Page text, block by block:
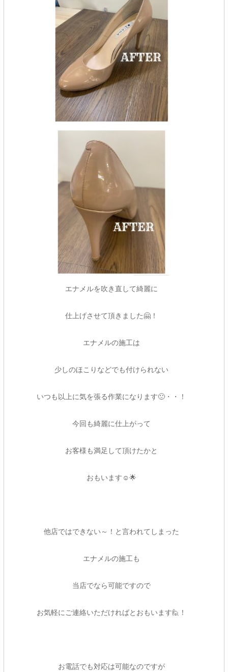
エナメルを吹き直して綺麗に
仕上げさせて頂きました🤗！
エナメルの施工は
少しのほこりなどでも付けられない
いつも以上に気を張る作業になります🙁・・！
今回も綺麗に仕上がって
お客様も満足して頂けたかと
おもいます☺🌟
他店ではできない～！と言われてしまった
エナメルの施工も
当店でなら可能ですので
お気軽にご連絡いただければとおもいます🙋！
お電話でも対応は可能なのですが